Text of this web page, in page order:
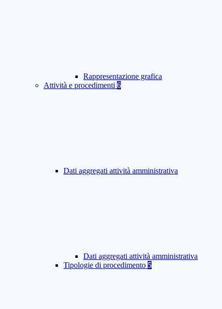
Rappresentazione grafica
Attività e procedimenti 6
Dati aggregati attività amministrativa
Dati aggregati attività amministrativa
Tipologie di procedimento 5